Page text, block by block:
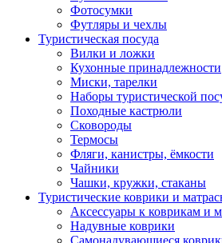
Фотосумки
Футляры и чехлы
Туристическая посуда
Вилки и ложки
Кухонные принадлежности
Миски, тарелки
Наборы туристической
Походные кастрюли
Сковороды
Термосы
Фляги, канистры, ёмкости
Чайники
Чашки, кружки, стаканы
Туристические коврики и
Аксессуары к коврикам и
Надувные коврики
Самонадувающиеся